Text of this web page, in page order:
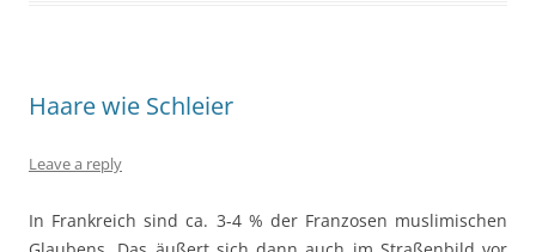
Haare wie Schleier
Leave a reply
In Frankreich sind ca. 3-4 % der Franzosen muslimischen